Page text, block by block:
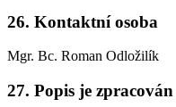
26. Kontaktní osoba
Mgr. Bc. Roman Odložilík
27. Popis je